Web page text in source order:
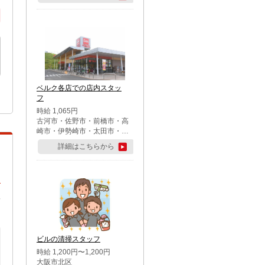
ベルク各店での店内スタッ
フ
時給 1,065円
古河市・佐野市・前橋市・高
崎市・伊勢崎市・太田市・館
林市・藤岡市・大泉町・さい
たま市北区・川越市・熊谷
市・行田市・秩父市・所沢
市・鶴ケ島市・千葉市中央
区・市川市・松戸市・習志野
市・柏市・流山市・八千代
市・足立区・江戸川区・八王
子市・町田市
詳細はこちらから
ビルの清掃スタッフ
時給 1,200円〜1,200円
大阪市北区